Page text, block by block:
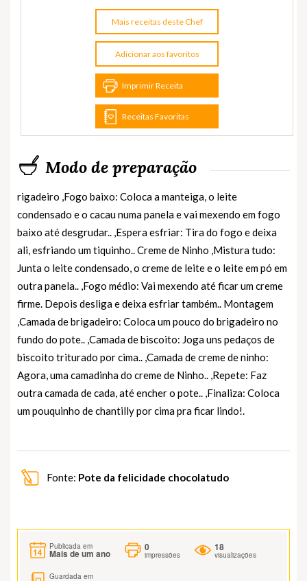
Mais receitas deste Chef
Adicionar aos favoritos
Imprimir Receita
Receitas Favoritas
Modo de preparação
rigadeiro ,Fogo baixo: Coloca a manteiga, o leite
condensado e o cacau numa panela e vai mexendo em fogo
baixo até desgrudar.. ,Espera esfriar: Tira do fogo e deixa
ali, esfriando um tiquinho.. Creme de Ninho ,Mistura tudo:
Junta o leite condensado, o creme de leite e o leite em pó em
outra panela.. ,Fogo médio: Vai mexendo até ficar um creme
firme. Depois desliga e deixa esfriar também.. Montagem
,Camada de brigadeiro: Coloca um pouco do brigadeiro no
fundo do pote.. ,Camada de biscoito: Joga uns pedaços de
biscoito triturado por cima.. ,Camada de creme de ninho:
Agora, uma camadinha do creme de Ninho.. ,Repete: Faz
outra camada de cada, até encher o pote.. ,Finaliza: Coloca
um pouquinho de chantilly por cima pra ficar lindo!.
Fonte: Pote da felicidade chocolatudo
Publicada em
Mais de um ano
0
impressões
18
visualizações
Guardada em